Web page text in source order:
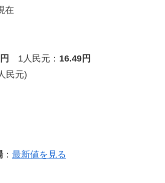
在
1人民元： 16.49円
民元)
： 最新値を見る